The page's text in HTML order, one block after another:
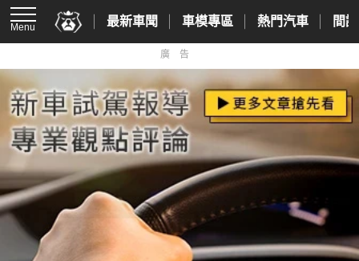
Menu 最新車聞 車模專區 熱門汽車 間
廣告